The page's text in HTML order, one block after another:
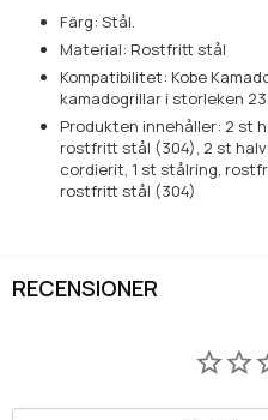
Färg: Stål.
Material: Rostfritt stål
Kompatibilitet: Kobe
kamadogrillar i storleken
Produkten innehåller: 2 st
rostfritt stål (304), 2 st
cordierit, 1 st stålring,
rostfritt stål (304)
RECENSIONER